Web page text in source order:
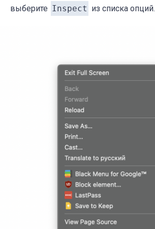
выберите Inspect из списка опций.